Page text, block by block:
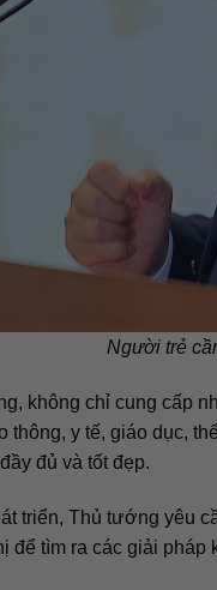
Người trẻ
không chỉ cung cấp
thông, y tế, giáo dục,
đủ và tốt đẹp.
triển, Thủ tướng yêu
để tìm ra các giải pháp